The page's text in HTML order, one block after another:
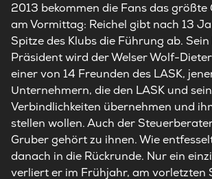
2013 bekommen die Fans das größte
am Vormittag: Reichel gibt nach 13
Spitze des Klubs die Führung ab.
Präsident wird der Welser Wolf-
einer von 14 Freunden des LASK,
Unternehmern, die den LASK und
Verbindlichkeiten übernehmen und
stellen wollen. Auch der
Gruber gehört zu ihnen. Wie
danach in die Rückrunde. Nur ein
verliert er im Frühjahr, am vorletzten